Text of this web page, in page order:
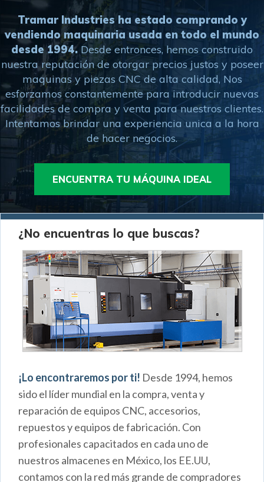
Tramar Industries ha estado comprando y
vendiendo maquinaria usada en todo el mundo
desde 1994. Desde entronces, hemos construido
nuestra reputación de otorgar precios justos y poseer
maquinas y piezas CNC de alta calidad, Nos
esforzamos constantemente para introducir nuevas
facilidades de compra y venta para nuestros clientes.
Intentamos brindar una experiencia unica a la hora
de hacer negocios.
ENCUENTRA TU MÁQUINA IDEAL
¿No encuentras lo que buscas?
¡Lo encontraremos por ti! Desde 1994, hemos
sido el líder mundial en la compra, venta y
reparación de equipos CNC, accesorios,
repuestos y equipos de fabricación. Con
profesionales capacitados en cada uno de
nuestros almacenes en México, los EE.UU,
contamos con la red más grande de compradores